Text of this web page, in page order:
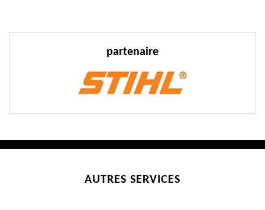
partenaire
AUTRES SERVICES